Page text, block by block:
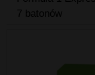
7 batonów